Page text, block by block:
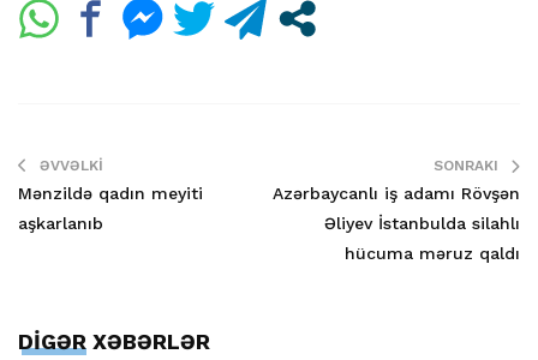
ƏVVƏLKI
Mənzildə qadın meyiti
aşkarlanıb
SONRAKI
Azərbaycanlı iş adamı Rövşən
Əliyev İstanbulda silahlı
hücuma məruz qaldı
DİGƏR XƏBƏRLƏR